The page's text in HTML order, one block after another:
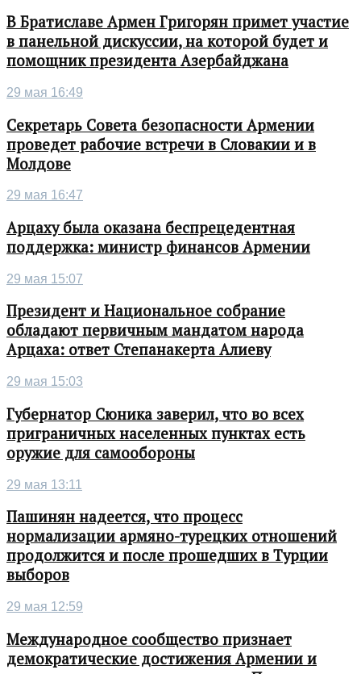
В Братиславе Армен Григорян примет участие
в панельной дискуссии, на которой будет и
помощник президента Азербайджана
29 мая 16:49
Секретарь Совета безопасности Армении
проведет рабочие встречи в Словакии и в
Молдове
29 мая 16:47
Арцаху была оказана беспрецедентная
поддержка: министр финансов Армении
29 мая 15:07
Президент и Национальное собрание
обладают первичным мандатом народа
Арцаха: ответ Степанакерта Алиеву
29 мая 15:03
Губернатор Сюника заверил, что во всех
приграничных населенных пунктах есть
оружие для самообороны
29 мая 13:11
Пашинян надеется, что процесс
нормализации армяно-турецких отношений
продолжится и после прошедших в Турции
выборов
29 мая 12:59
Международное сообщество признает
демократические достижения Армении и